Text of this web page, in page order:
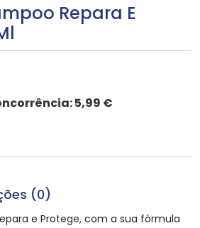
Repara E
5,99 €
(0)
e Protege, com a sua fórmula